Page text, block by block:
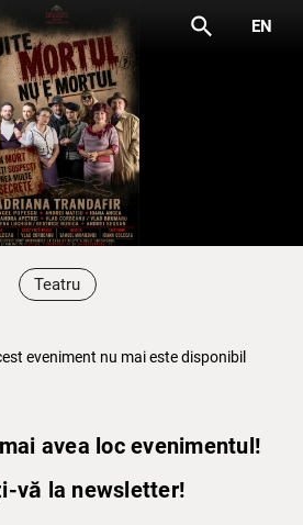
search EN
Teatru
eveniment nu mai este disponibil
avea loc evenimentul!
vă la newsletter!